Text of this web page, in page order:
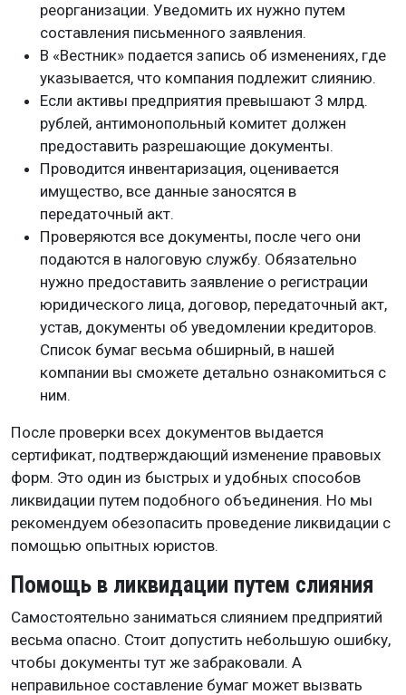
реорганизации. Уведомить их нужно путем
составления письменного заявления.
В «Вестник» подается запись об изменениях, где
указывается, что компания подлежит слиянию.
Если активы предприятия превышают 3 млрд.
рублей, антимонопольный комитет должен
предоставить разрешающие документы.
Проводится инвентаризация, оценивается
имущество, все данные заносятся в
передаточный акт.
Проверяются все документы, после чего они
подаются в налоговую службу. Обязательно
нужно предоставить заявление о регистрации
юридического лица, договор, передаточный акт,
устав, документы об уведомлении кредиторов.
Список бумаг весьма обширный, в нашей
компании вы сможете детально ознакомиться с
ним.
После проверки всех документов выдается
сертификат, подтверждающий изменение правовых
форм. Это один из быстрых и удобных способов
ликвидации путем подобного объединения. Но мы
рекомендуем обезопасить проведение ликвидации с
помощью опытных юристов.
Помощь в ликвидации путем слияния
Самостоятельно заниматься слиянием предприятий
весьма опасно. Стоит допустить небольшую ошибку,
чтобы документы тут же забраковали. А
неправильное составление бумаг может вызвать